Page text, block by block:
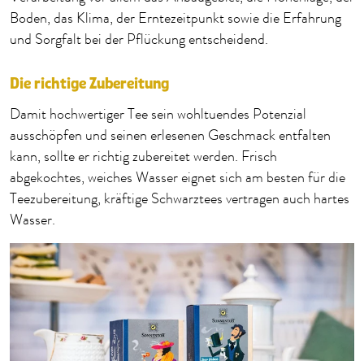
Boden, das Klima, der Erntezeitpunkt sowie die Erfahrung
und Sorgfalt bei der Pflückung entscheidend.
Die richtige Zubereitung
Damit hochwertiger Tee sein wohltuendes Potenzial
ausschöpfen und seinen erlesenen Geschmack entfalten
kann, sollte er richtig zubereitet werden. Frisch
abgekochtes, weiches Wasser eignet sich am besten für die
Teezubereitung, kräftige Schwarztees vertragen auch hartes
Wasser.